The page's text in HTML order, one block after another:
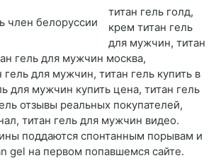
титан гель голд,
крем титан гель
для мужчин, титан
гель для мужчин москва,
гель для мужчин, титан гель купить в
для мужчин купить цена, титан гель
отзывы реальных покупателей,
титан гель для мужчин видео.
поддаются спонтанным порывам и
gel на первом попавшемся сайте.